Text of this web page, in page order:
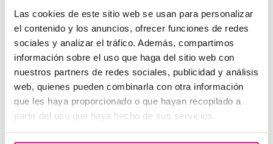
Las cookies de este sitio web se usan para personalizar
el contenido y los anuncios, ofrecer funciones de redes
sociales y analizar el tráfico. Además, compartimos
información sobre el uso que haga del sitio web con
nuestros partners de redes sociales, publicidad y análisis
web, quienes pueden combinarla con otra información
que les haya proporcionado o que hayan recopilado a
partir del uso que haya hecho de sus servicios.
Quando fare un test di gravidanza dopo una FIV